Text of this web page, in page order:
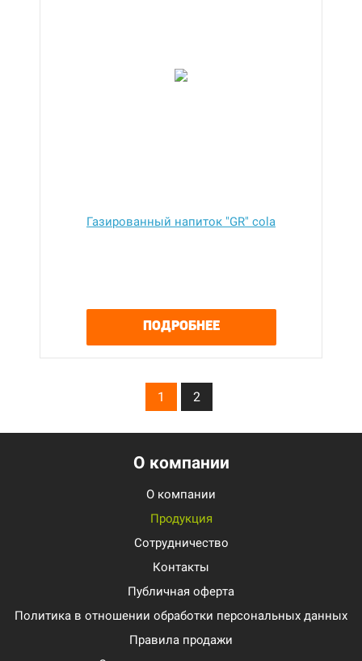
Газированный напиток "GR" cola
ПОДРОБНЕЕ
1 2
О компании
О компании
Продукция
Сотрудничество
Контакты
Публичная оферта
Политика в отношении обработки персональных данных
Правила продажи